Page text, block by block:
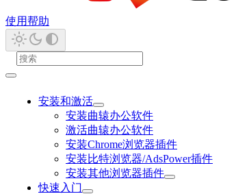
使用帮助
安装和激活
安装曲辕办公软件
激活曲辕办公软件
安装Chrome浏览器插件
安装比特浏览器/AdsPower插件
安装其他浏览器插件
快速入门